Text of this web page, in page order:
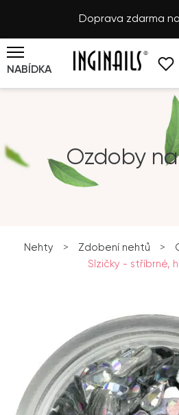
Doprava zdarma
NABÍDKA
Ozdoby
Nehty > Zdobení nehtů >
Slzičky - stříbrné,